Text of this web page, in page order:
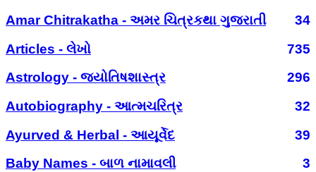
Amar Chitrakatha - અમર ચિત્રકથા ગુજરાતી
34
Articles - લેખો
735
Astrology - જ્યોતિષશાસ્ત્ર
296
Autobiography - આત્મચરિત્ર
32
Ayurved & Herbal - આયૂર્વેદ
39
Baby Names - બાળ નામાવલી
3